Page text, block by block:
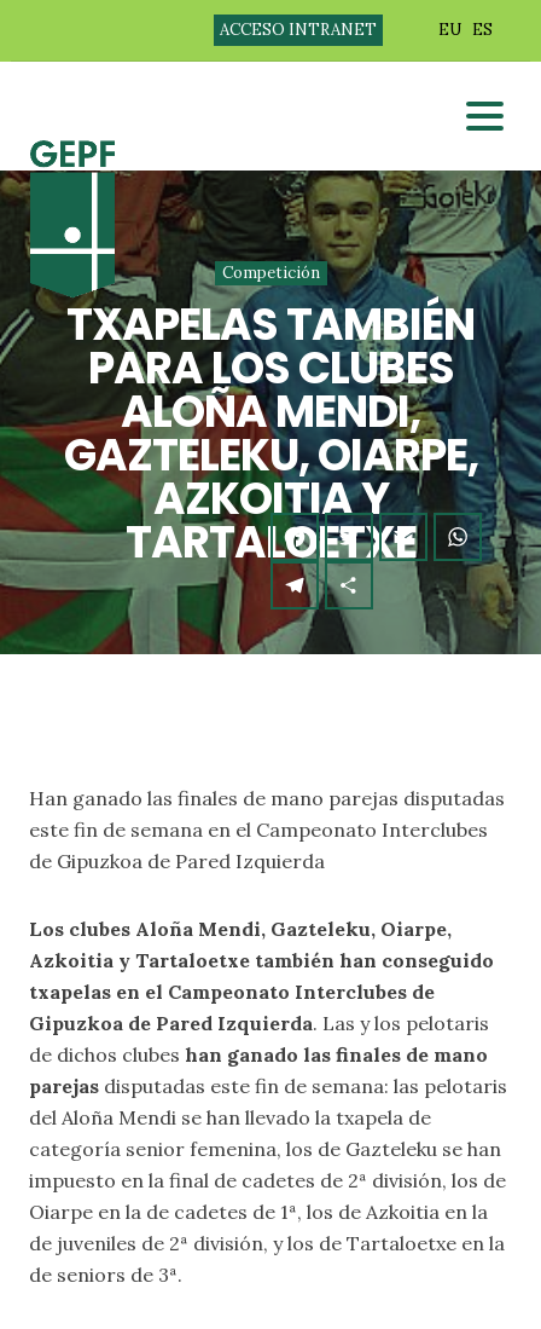
ACCESO INTRANET EU ES
Competición
TXAPELAS TAMBIÉN
PARA LOS CLUBES
ALOÑA MENDI,
GAZTELEKU, OIARPE,
AZKOITIA Y
TARTALOETXE
Han ganado las finales de mano parejas disputadas
este fin de semana en el Campeonato Interclubes
de Gipuzkoa de Pared Izquierda
Los clubes Aloña Mendi, Gazteleku, Oiarpe,
Azkoitia y Tartaloetxe también han conseguido
txapelas en el Campeonato Interclubes de
Gipuzkoa de Pared Izquierda. Las y los pelotaris
de dichos clubes han ganado las finales de mano
parejas disputadas este fin de semana: las pelotaris
del Aloña Mendi se han llevado la txapela de
categoría senior femenina, los de Gazteleku se han
impuesto en la final de cadetes de 2ª división, los de
Oiarpe en la de cadetes de 1ª, los de Azkoitia en la
de juveniles de 2ª división, y los de Tartaloetxe en la
de seniors de 3ª.